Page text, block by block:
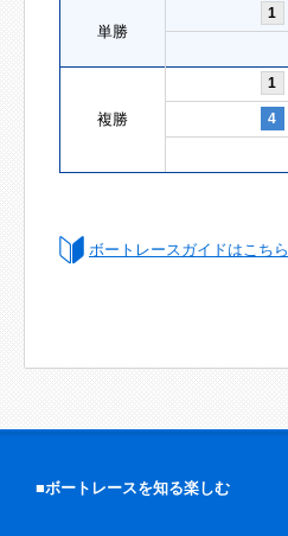
単勝
1
複勝
1
4
ボートレースガイドはこちら
■ボートレースを知る楽しむ